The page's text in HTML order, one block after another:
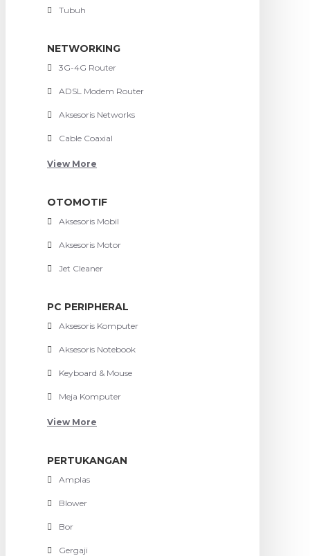
Tubuh
NETWORKING
3G-4G Router
ADSL Modem Router
Aksesoris Networks
Cable Coaxial
View More
OTOMOTIF
Aksesoris Mobil
Aksesoris Motor
Jet Cleaner
PC PERIPHERAL
Aksesoris Komputer
Aksesoris Notebook
Keyboard & Mouse
Meja Komputer
View More
PERTUKANGAN
Amplas
Blower
Bor
Gergaji